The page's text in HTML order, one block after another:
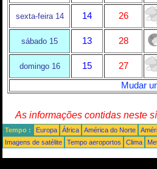
sexta-feira 14 14 26
sábado 15 13 28
domingo 16 15
27
Mudar
As informações contidas neste
Tempo : Europa África América do Norte
Imagens de satélite
Tempo aeroportos Clima